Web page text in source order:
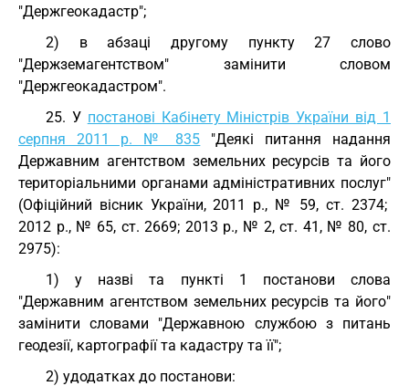
"Держгеокадастр";
2) в абзаці другому пункту 27 слово
"Держземагентством" замінити словом
"Держгеокадастром".
25. У постанові Кабінету Міністрів України від 1
серпня 2011 р. № 835 "Деякі питання надання
Державним агентством земельних ресурсів та його
територіальними органами адміністративних послуг"
(Офіційний вісник України, 2011 р., № 59, ст. 2374;
2012 р., № 65, ст. 2669; 2013 р., № 2, ст. 41, № 80, ст.
2975):
1) у назві та пункті 1 постанови слова
"Державним агентством земельних ресурсів та його"
замінити словами "Державною службою з питань
геодезії, картографії та кадастру та її";
2) удодатках до постанови: